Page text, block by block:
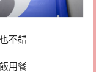
也不錯
用餐